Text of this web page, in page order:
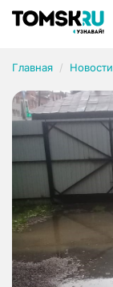
Главная Новости